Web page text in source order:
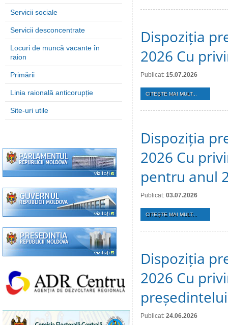
Servicii sociale
Servicii desconcentrate
Locuri de muncă vacante în
raion
Primării
Linia raională anticorupție
Site-uri utile
Dispoziția
2026 Cu
Publicat: 15.07.2026
CITEŞTE MAI MULT...
Dispoziția
2026 Cu
pentru anul
Publicat: 03.07.2026
CITEŞTE MAI MULT...
Dispoziția
2026 Cu
Publicat: 24.06.2026